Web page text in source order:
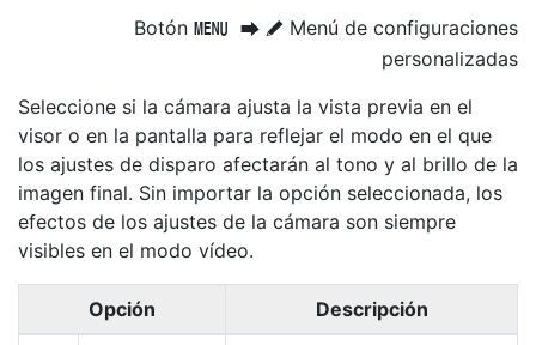
Botón G U A Menú de configuraciones
personalizadas
Seleccione si la cámara ajusta la vista previa en el
visor o en la pantalla para reflejar el modo en el que
los ajustes de disparo afectarán al tono y al brillo de la
imagen final. Sin importar la opción seleccionada, los
efectos de los ajustes de la cámara son siempre
visibles en el modo vídeo.
Opción Descripción